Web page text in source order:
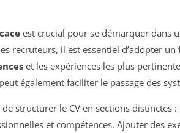
est crucial pour se démarquer dans
recruteurs, il est essentiel d’adopter
et les expériences les plus
également faciliter le passage des
structurer le CV en sections
et compétences. Ajouter des